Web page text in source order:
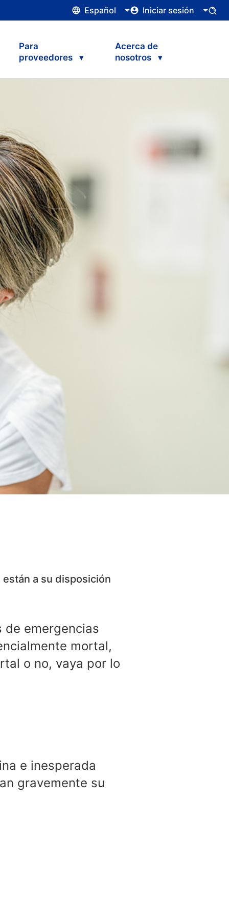
Español Iniciar sesión
Para
proveedores
Acerca de
nosotros
a su disposición
emergencias
mortal,
o no, vaya por lo
e inesperada
gravemente su